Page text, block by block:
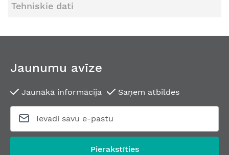
Tehniskie dati
Jaunumu avīze
Jaunākā informācija Saņem atbildes
Pierakstīties